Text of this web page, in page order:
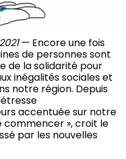
— Encore une fois
de personnes sont
de la solidarité pour
inégalités sociales et
notre région. Depuis
accentuée sur notre
», croit le
par les nouvelles